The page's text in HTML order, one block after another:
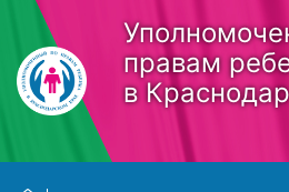
Skip to main content
правам
в